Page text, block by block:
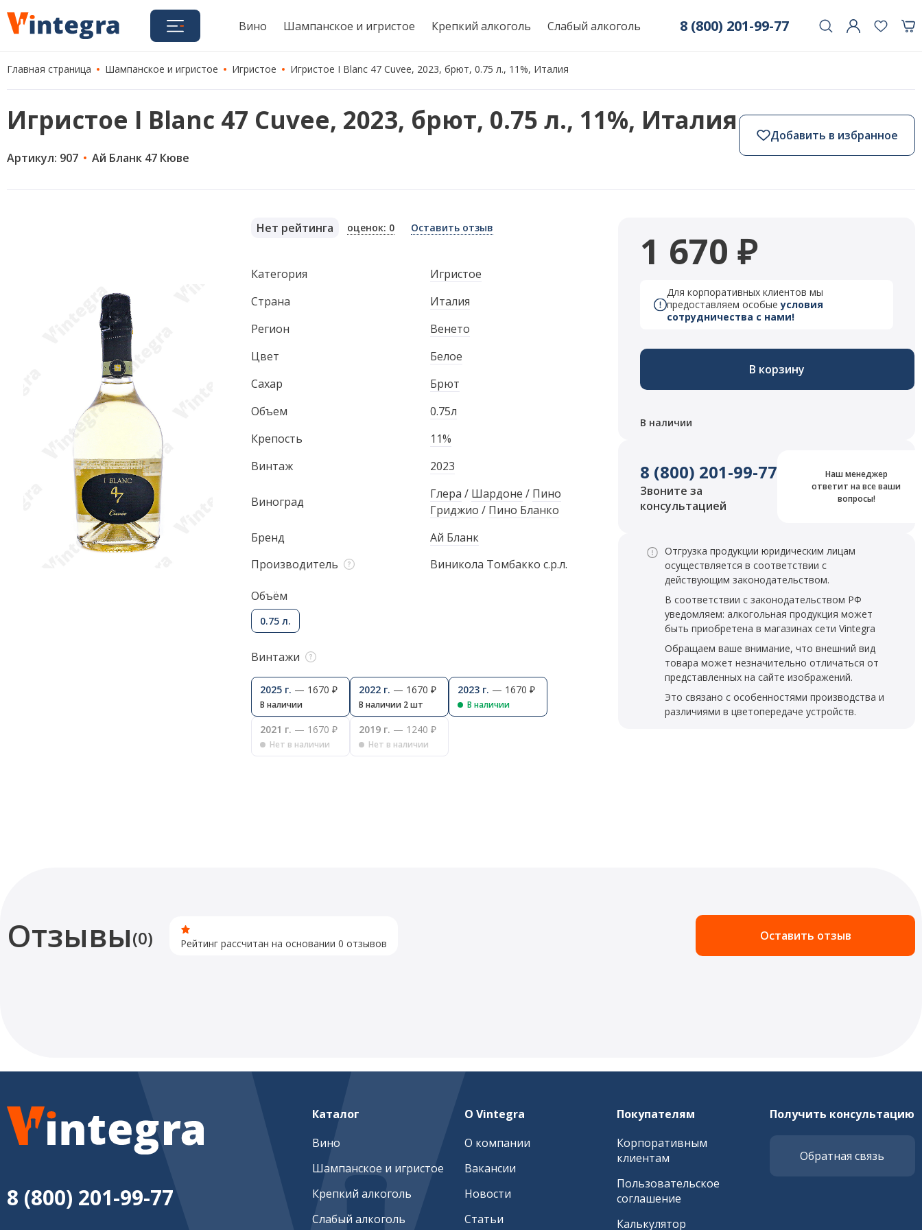
Вино Шампанское и игристое Крепкий алкоголь Слабый алкоголь 8 (800) 201-99-77
Главная страница Шампанское и игристое Игристое Игристое I Blanc 47 Cuvee, 2023, брют, 0.75 л., 11%, Италия
Игристое I Blanc 47 Cuvee, 2023, брют, 0.75 л., 11%, Италия
Артикул: 907 Ай Бланк 47 Кюве
Добавить в избранное
Нет рейтинга оценок: 0 Оставить отзыв
Категория
Игристое
Страна
Италия
Регион
Венето
Цвет
Белое
Сахар
Брют
Объем
0.75л
Крепость
11%
Винтаж
2023
Виноград
Глера / Шардоне / Пино
Гриджио / Пино Бланко
Бренд
Ай Бланк
Производитель
Виникола Томбакко с.р.л.
Объём
0.75 л.
Винтажи
2025 г. — 1670 ₽
В наличии
2022 г. — 1670 ₽
В наличии 2 шт
2023 г. — 1670 ₽
В наличии
2021 г. — 1670 ₽
Нет в наличии
2019 г. — 1240 ₽
Нет в наличии
1 670 ₽
Для корпоративных клиентов мы
предоставляем особыеусловия
сотрудничества с нами!
В корзину
В наличии
8 (800) 201-99-77
Звоните за
консультацией
Наш менеджер
ответит на все ваши
вопросы!
Отгрузка продукции юридическим лицам
осуществляется в соответствии с
действующим законодательством.
В соответствии с законодательством РФ
уведомляем: алкогольная продукция может
быть приобретена в магазинах сети Vintegra
Обращаем ваше внимание, что внешний вид
товара может незначительно отличаться от
представленных на сайте изображений.
Это связано с особенностями производства и
различиями в цветопередаче устройств.
Отзывы(0) Рейтинг рассчитан на основании 0 отзывов Оставить отзыв
8 (800) 201-99-77
Каталог
Вино
Шампанское и игристое
Крепкий алкоголь
Слабый алкоголь
О Vintegra
О компании
Вакансии
Новости
Статьи
Покупателям
Корпоративным
клиентам
Пользовательское
соглашение
Калькулятор
Получить консультацию
Обратная связь